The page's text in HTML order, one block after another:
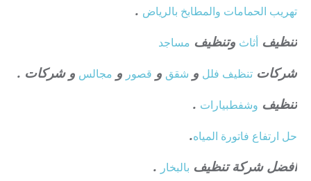
تهريب الحمامات والمطابخ بالرياض .
تنظيف أثاث وتنظيف مساجد
شركات تنظيف فلل و شقق و قصور و مجالس و شركات .
تنظيف وشفطبيارات .
حل ارتفاع فاتورة المياه.
افضل شركة تنظيف بالبخار .